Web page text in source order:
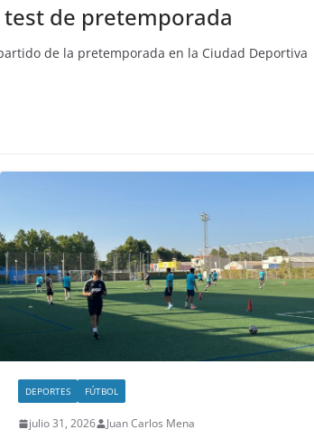
de pretemporada
de la pretemporada en la Ciudad Deportiva
DEPORTES FÚTBOL
julio 31, 2026 Juan Carlos Mena